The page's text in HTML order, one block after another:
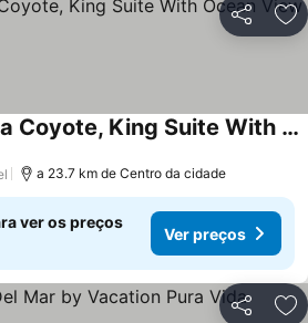
Partilhar
King Suite In Playa Coyote, King Suite With Ocean View
a 23.7 km de Centro da cidade
ver os preços
Ver preços
Partilhar